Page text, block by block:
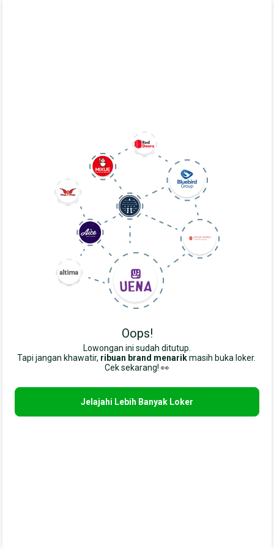
Oops!
Lowongan ini sudah ditutup.
Tapi jangan khawatir, ribuan brand menarik masih buka loker.
Cek sekarang! 👀
Jelajahi Lebih Banyak Loker